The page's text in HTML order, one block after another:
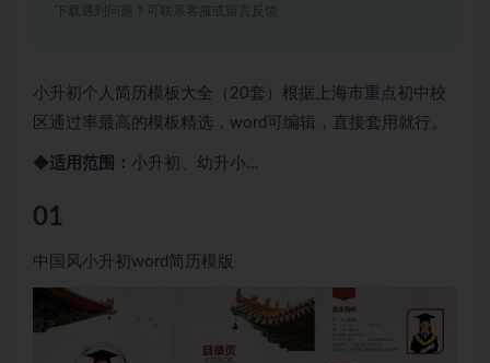
下载遇到问题？可联系客服或留言反馈
小升初个人简历模板大全（20套）根据上海市重点初中校
区通过率最高的模板精选，word可编辑，直接套用就行。
◆适用范围 ： 小升初、幼升小…
01
中国风小升初word简历模版